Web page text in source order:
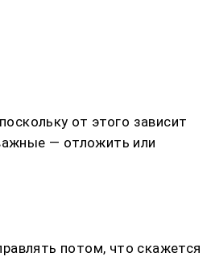
от этого зависит
— отложить или
потом, что скажется